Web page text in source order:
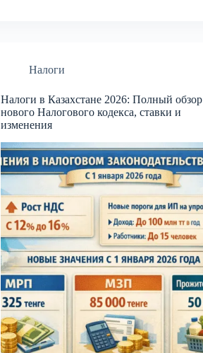
Налоги
Налоги в Казахстане 2026: Полный обзор
нового Налогового кодекса, ставки и
изменения